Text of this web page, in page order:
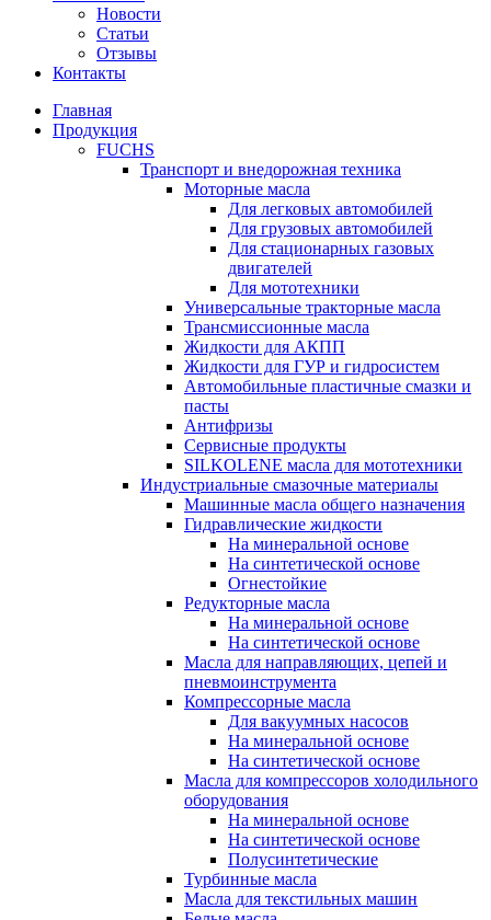
Новости
Статьи
Отзывы
Контакты
Главная
Продукция
FUCHS
Транспорт и внедорожная техника
Моторные масла
Для легковых автомобилей
Для грузовых автомобилей
Для стационарных газовых
двигателей
Для мототехники
Универсальные тракторные масла
Трансмиссионные масла
Жидкости для АКПП
Жидкости для ГУР и гидросистем
Автомобильные пластичные смазки и
пасты
Антифризы
Сервисные продукты
SILKOLENE масла для мототехники
Индустриальные смазочные материалы
Машинные масла общего назначения
Гидравлические жидкости
На минеральной основе
На синтетической основе
Огнестойкие
Редукторные масла
На минеральной основе
На синтетической основе
Масла для направляющих, цепей и
пневмоинструмента
Компрессорные масла
Для вакуумных насосов
На минеральной основе
На синтетической основе
Масла для компрессоров холодильного
оборудования
На минеральной основе
На синтетической основе
Полусинтетические
Турбинные масла
Масла для текстильных машин